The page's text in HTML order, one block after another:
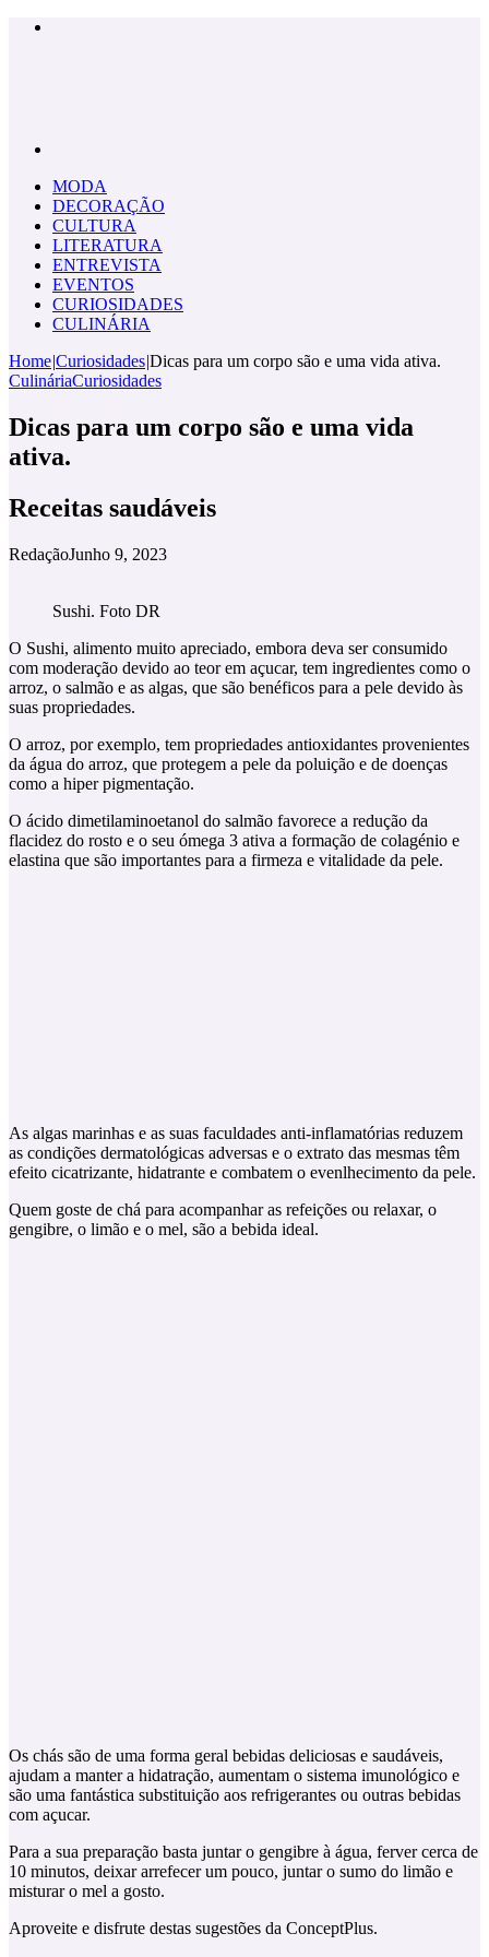
MODA
DECORAÇÃO
CULTURA
LITERATURA
ENTREVISTA
EVENTOS
CURIOSIDADES
CULINÁRIA
Home|Curiosidades|Dicas para um corpo são e uma vida ativa.
CulináriaCuriosidades
Dicas para um corpo são e uma vida
ativa.
Receitas saudáveis
RedaçãoJunho 9, 2023
Sushi. Foto DR
O Sushi, alimento muito apreciado, embora deva ser consumido
com moderação devido ao teor em açucar, tem ingredientes como o
arroz, o salmão e as algas, que são benéficos para a pele devido às
suas propriedades.
O arroz, por exemplo, tem propriedades antioxidantes provenientes
da água do arroz, que protegem a pele da poluição e de doenças
como a hiper pigmentação.
O ácido dimetilaminoetanol do salmão favorece a redução da
flacidez do rosto e o seu ómega 3 ativa a formação de colagénio e
elastina que são importantes para a firmeza e vitalidade da pele.
As algas marinhas e as suas faculdades anti-inflamatórias reduzem
as condições dermatológicas adversas e o extrato das mesmas têm
efeito cicatrizante, hidatrante e combatem o evenlhecimento da pele.
Quem goste de chá para acompanhar as refeições ou relaxar, o
gengibre, o limão e o mel, são a bebida ideal.
Os chás são de uma forma geral bebidas deliciosas e saudáveis,
ajudam a manter a hidatração, aumentam o sistema imunológico e
são uma fantástica substituição aos refrigerantes ou outras bebidas
com açucar.
Para a sua preparação basta juntar o gengibre à água, ferver cerca de
10 minutos, deixar arrefecer um pouco, juntar o sumo do limão e
misturar o mel a gosto.
Aproveite e disfrute destas sugestões da ConceptPlus.